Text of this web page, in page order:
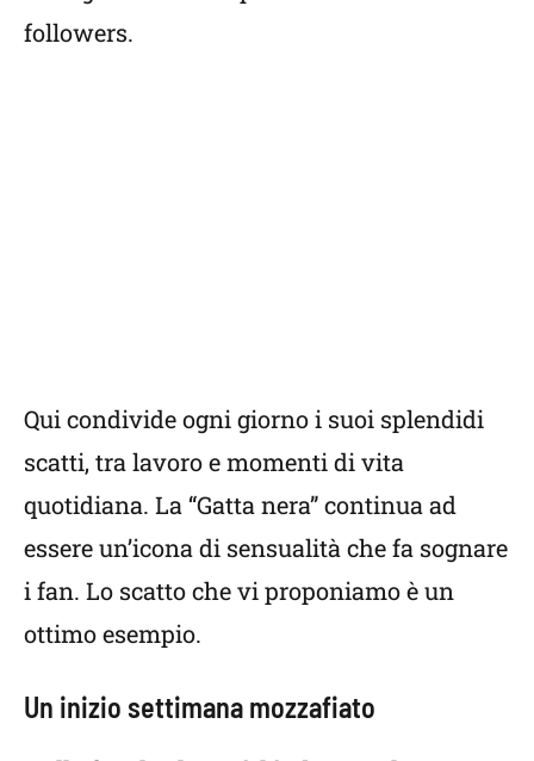
followers.
Qui condivide ogni giorno i suoi splendidi
scatti, tra lavoro e momenti di vita
quotidiana. La “Gatta nera” continua ad
essere un’icona di sensualità che fa sognare
i fan. Lo scatto che vi proponiamo è un
ottimo esempio.
Un inizio settimana mozzafiato